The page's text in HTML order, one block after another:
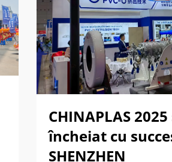
CHINAPLAS 2025
încheiat cu
SHENZHEN